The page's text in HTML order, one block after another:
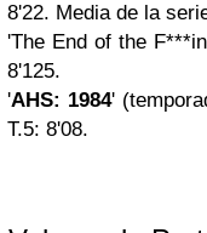
8'22. Media de la
'The End of the
8'125.
'AHS: 1984'
T.5: 8'08.